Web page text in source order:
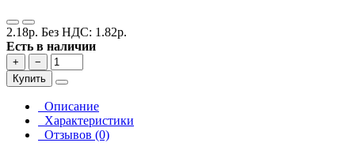
2.18р. Без НДС: 1.82р.
Есть в наличии
+
−
Купить
Описание
Характеристики
Отзывов (0)